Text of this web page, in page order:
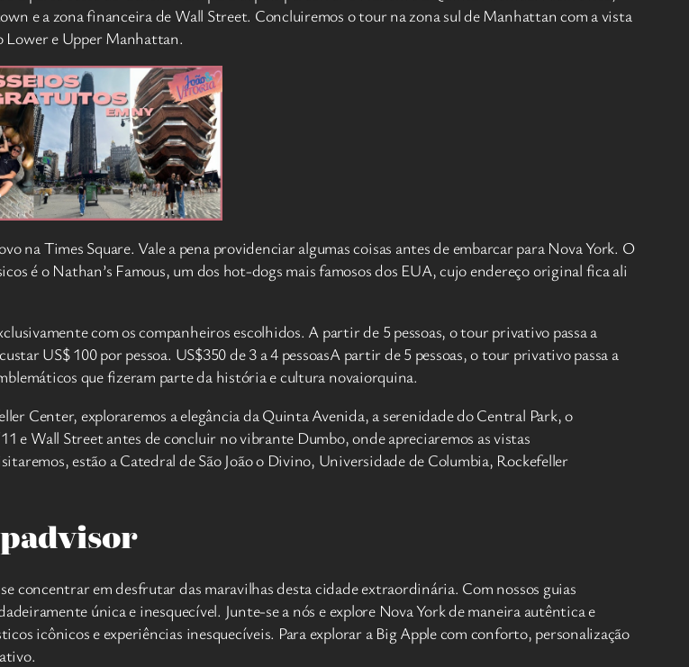
e a zona financeira de Wall Street. Concluiremos o tour na zona sul de Manhattan com a vista
Lower e Upper Manhattan.
na Times Square. Vale a pena providenciar algumas coisas antes de embarcar para Nova York. O
é o Nathan’s Famous, um dos hot-dogs mais famosos dos EUA, cujo endereço original fica ali
com os companheiros escolhidos. A partir de 5 pessoas, o tour privativo passa a
US$ 100 por pessoa. US$350 de 3 a 4 pessoasA partir de 5 pessoas, o tour privativo passa a
que fizeram parte da história e cultura novaiorquina.
Center, exploraremos a elegância da Quinta Avenida, a serenidade do Central Park, o
e Wall Street antes de concluir no vibrante Dumbo, onde apreciaremos as vistas
estão a Catedral de São João o Divino, Universidade de Columbia, Rockefeller
concentrar em desfrutar das maravilhas desta cidade extraordinária. Com nossos guias
única e inesquecível. Junte-se a nós e explore Nova York de maneira autêntica e
icônicos e experiências inesquecíveis. Para explorar a Big Apple com conforto, personalização